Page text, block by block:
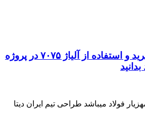
هر آنچه برای خرید و استفاده از آلیاژ ۷۰۷۵ در پروژه
طراحی تیم ایران دیتا